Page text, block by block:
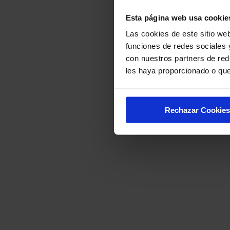
Esta página web usa
Las cookies de este sitio
funciones de redes sociales
con nuestros partners de
les haya proporcionado o
Rechazar Cookies